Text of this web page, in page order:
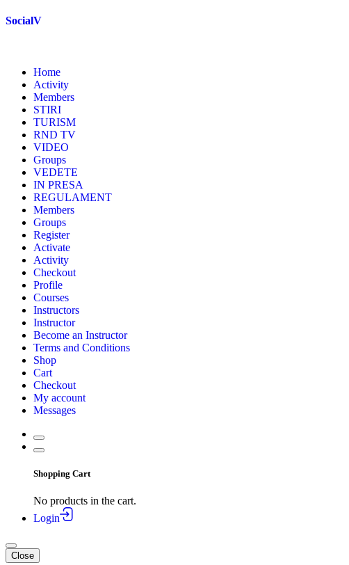
Skip
SocialV
Home
Activity
Members
STIRI
TURISM
RND TV
VIDEO
Groups
VEDETE
IN PRESA
REGULAMENT
Members
Groups
Register
Activate
Activity
Checkout
Profile
Courses
Instructors
Instructor
Become an Instructor
Terms and Conditions
Shop
Cart
Checkout
My account
Messages
Shopping Cart
No products in the cart.
Login
Close